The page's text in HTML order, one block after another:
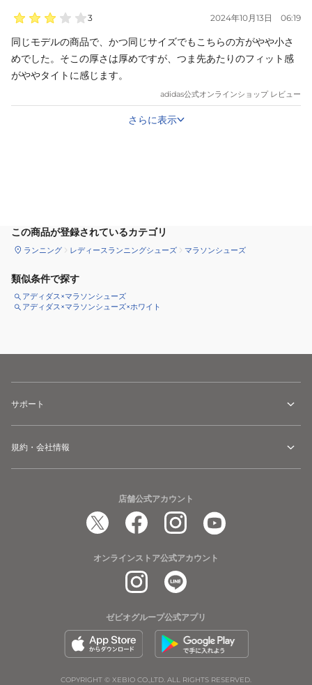
お値段以上の物でした。反発やクッション性もあり走りやすいで
3 2024年10月13日 06:19
同じモデルの商品で、かつ同じサイズでもこちらの方がやや小さ
めでした。そこの厚さは厚めですが、つま先あたりのフィット感
がややタイトに感じます。
adidas公式オンラインショップ レビュー
さらに表示
この商品が登録されているカテゴリ
ランニング レディースランニングシューズ マラソンシューズ
類似条件で探す
アディダス×マラソンシューズ
アディダス×マラソンシューズ×ホワイト
サポート
規約・会社情報
店舗公式アカウント
オンラインストア公式アカウント
ゼビオグループ公式アプリ
COPYRIGHT © XEBIO CO.,LTD. ALL RIGHTS RESERVED.